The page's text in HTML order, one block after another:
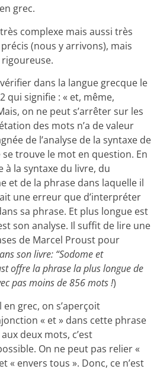
grec.
complexe mais aussi très
(nous y arrivons), mais
vérifier dans la langue grecque le
qui signifie : « et, même,
on ne peut s’arrêter sur les
des mots n’a de valeur
de l’analyse de la syntaxe de
trouve le mot en question. En
à la syntaxe du livre, du
et de la phrase dans laquelle il
une erreur que d’interpréter
sa phrase. Et plus longue est
son analyse. Il suffit de lire une
de Marcel Proust pour
son livre: “Sodome et
offre la phrase la plus longue de
pas moins de 856 mots !)
grec, on s’aperçoit
« et » dans cette phrase
deux mots, c’est
On ne peut pas relier «
« envers tous ». Donc, ce n’est